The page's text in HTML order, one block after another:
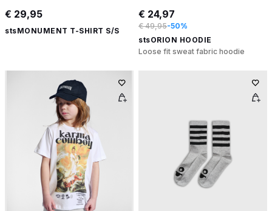
€ 29,95
stsMONUMENT T-SHIRT S/S
€ 24,97
€ 49,95-50%
stsORION HOODIE
Loose fit sweat fabric hoodie